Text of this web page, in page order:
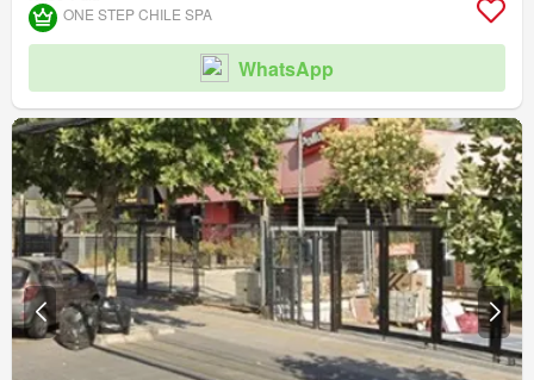
ONE STEP CHILE SPA
WhatsApp